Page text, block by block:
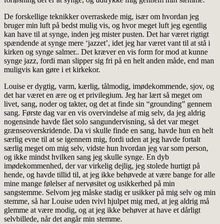
De forskellige teknikker overraskede mig, især om hvordan jeg
bruger min luft på bedst mulig vis, og hvor meget luft jeg egentlig
kan have til at synge, inden jeg mister pusten. Det har været rigtigt
spændende at synge mere ‘jazzet’, idet jeg har været vant til at stå i
kirken og synge salmer.. Det kræver en vis form for mod at kunne
synge jazz, fordi man slipper sig fri på en helt anden måde, end man
muligvis kan gøre i et kirkekor.
Louise er dygtig, varm, kærlig, tålmodig, imødekommende, sjov, og
det har været en ære og et privilegium. Jeg har lært så meget om
livet, sang, noder og takter, og det at finde sin “grounding” gennem
sang. Første dag var en vis overvindelse af mig selv, da jeg aldrig
nogensinde havde fået solo sangundervisning, så det var meget
grænseoverskridende. Da vi skulle finde en sang, havde hun en helt
særlig evne til at se igennem mig, fordi uden at jeg havde fortalt
særlig meget om mig selv, vidste hun hvordan jeg var som person,
og ikke mindst hvilken sang jeg skulle synge. En dyb
imødekommenhed, der var virkelig dejlig, jeg stolede hurtigt på
hende, og havde tillid til, at jeg ikke behøvede at være bange for alle
mine mange følelser af nervøsitet og usikkerhed på min
sangstemme. Selvom jeg måske stadig er usikker på mig selv og min
stemme, så har Louise uden tvivl hjulpet mig med, at jeg aldrig må
glemme at være modig, og at jeg ikke behøver at have et dårligt
selvbillede, når det angår min stemme.